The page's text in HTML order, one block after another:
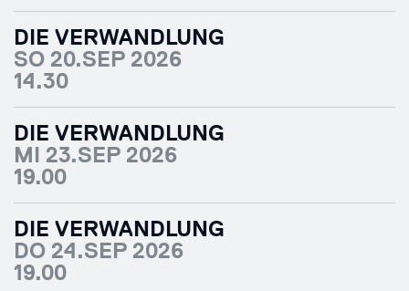
DIE VERWANDLUNG
SO 20.SEP 2026
14.30
DIE VERWANDLUNG
MI 23.SEP 2026
19.00
DIE VERWANDLUNG
DO 24.SEP 2026
19.00